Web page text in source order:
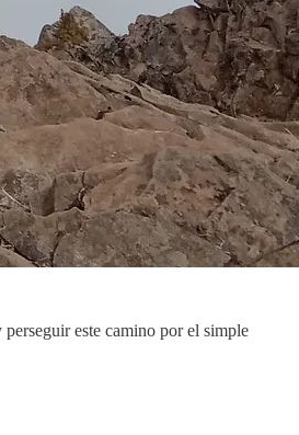
este camino por el simple